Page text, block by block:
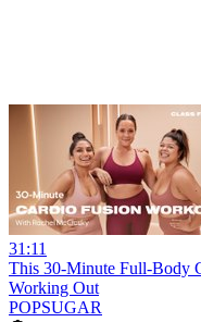
31:11
This 30-Minute Full-Body
Working Out
POPSUGAR